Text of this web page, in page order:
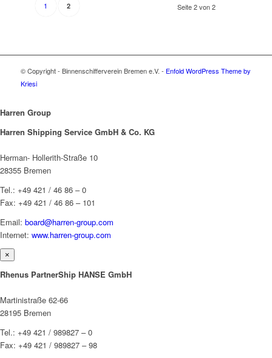
Seite 2 von 2
1 2
© Copyright - Binnenschifferverein Bremen e.V. - Enfold WordPress Theme by
Kriesi
Harren Group
Harren Shipping Service GmbH & Co. KG
Herman- Hollerith-Straße 10
28355 Bremen
Tel.: +49 421 / 46 86 – 0
Fax: +49 421 / 46 86 – 101
Email: board@harren-group.com
Internet: www.harren-group.com
×
Rhenus PartnerShip HANSE GmbH
Martinistraße 62-66
28195 Bremen
Tel.: +49 421 / 989827 – 0
Fax: +49 421 / 989827 – 98